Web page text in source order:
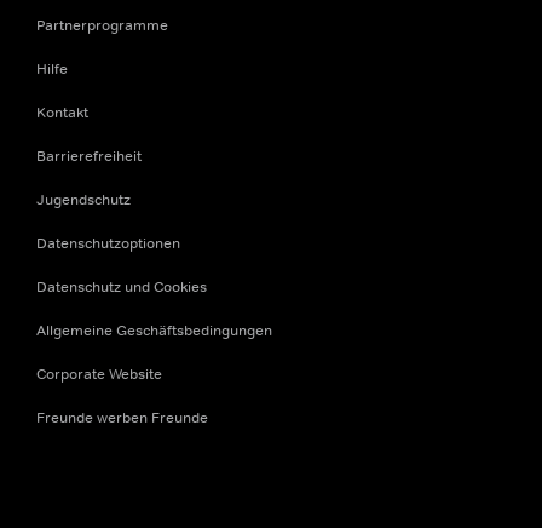
Partnerprogramme
Hilfe
Kontakt
Barrierefreiheit
Jugendschutz
Datenschutzoptionen
Datenschutz und Cookies
Allgemeine Geschäftsbedingungen
Corporate Website
Freunde werben Freunde